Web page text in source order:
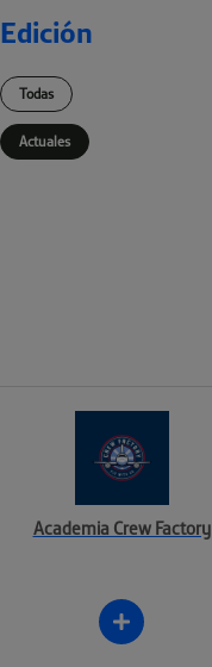
Edición
Todas
Actuales
Academia Crew Factory